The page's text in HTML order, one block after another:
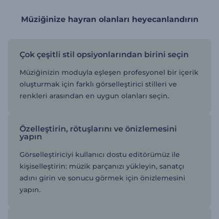
Müziğinize hayran olanları heyecanlandırın
Çok çeşitli stil opsiyonlarından birini seçin
Müziğinizin moduyla eşleşen profesyonel bir içerik
oluşturmak için farklı görselleştirici stilleri ve
renkleri arasından en uygun olanları seçin.
Özelleştirin, rötuşlarını ve önizlemesini
yapın
Görselleştiriciyi kullanıcı dostu editörümüz ile
kişiselleştirin: müzik parçanızı yükleyin, sanatçı
adını girin ve sonucu görmek için önizlemesini
yapın.